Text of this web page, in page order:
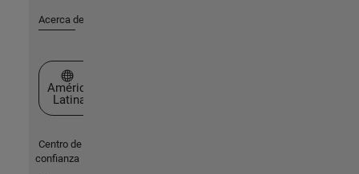
Acerca de MathWorks
Seleccione un país/idioma
América
Latina
Centro de
confianza